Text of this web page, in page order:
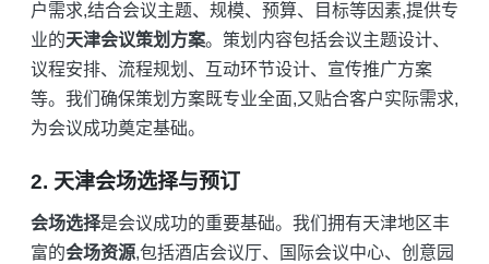
户需求,结合会议主题、规模、预算、目标等因素,提供专
业的天津会议策划方案。策划内容包括会议主题设计、
议程安排、流程规划、互动环节设计、宣传推广方案
等。我们确保策划方案既专业全面,又贴合客户实际需求,
为会议成功奠定基础。
2. 天津会场选择与预订
会场选择是会议成功的重要基础。我们拥有天津地区丰
富的会场资源,包括酒店会议厅、国际会议中心、创意园